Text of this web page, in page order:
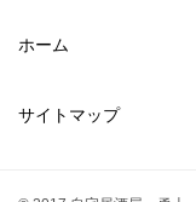
ホーム
サイトマップ